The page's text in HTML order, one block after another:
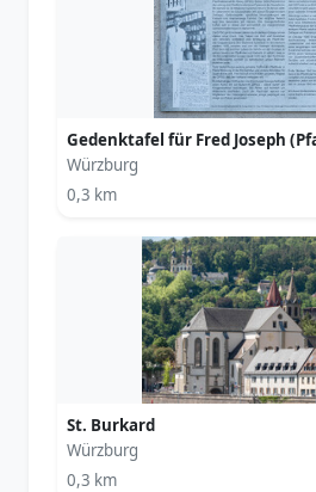
Gedenktafel für Fred Joseph
Würzburg
0,3 km
St. Burkard
Würzburg
0,3 km